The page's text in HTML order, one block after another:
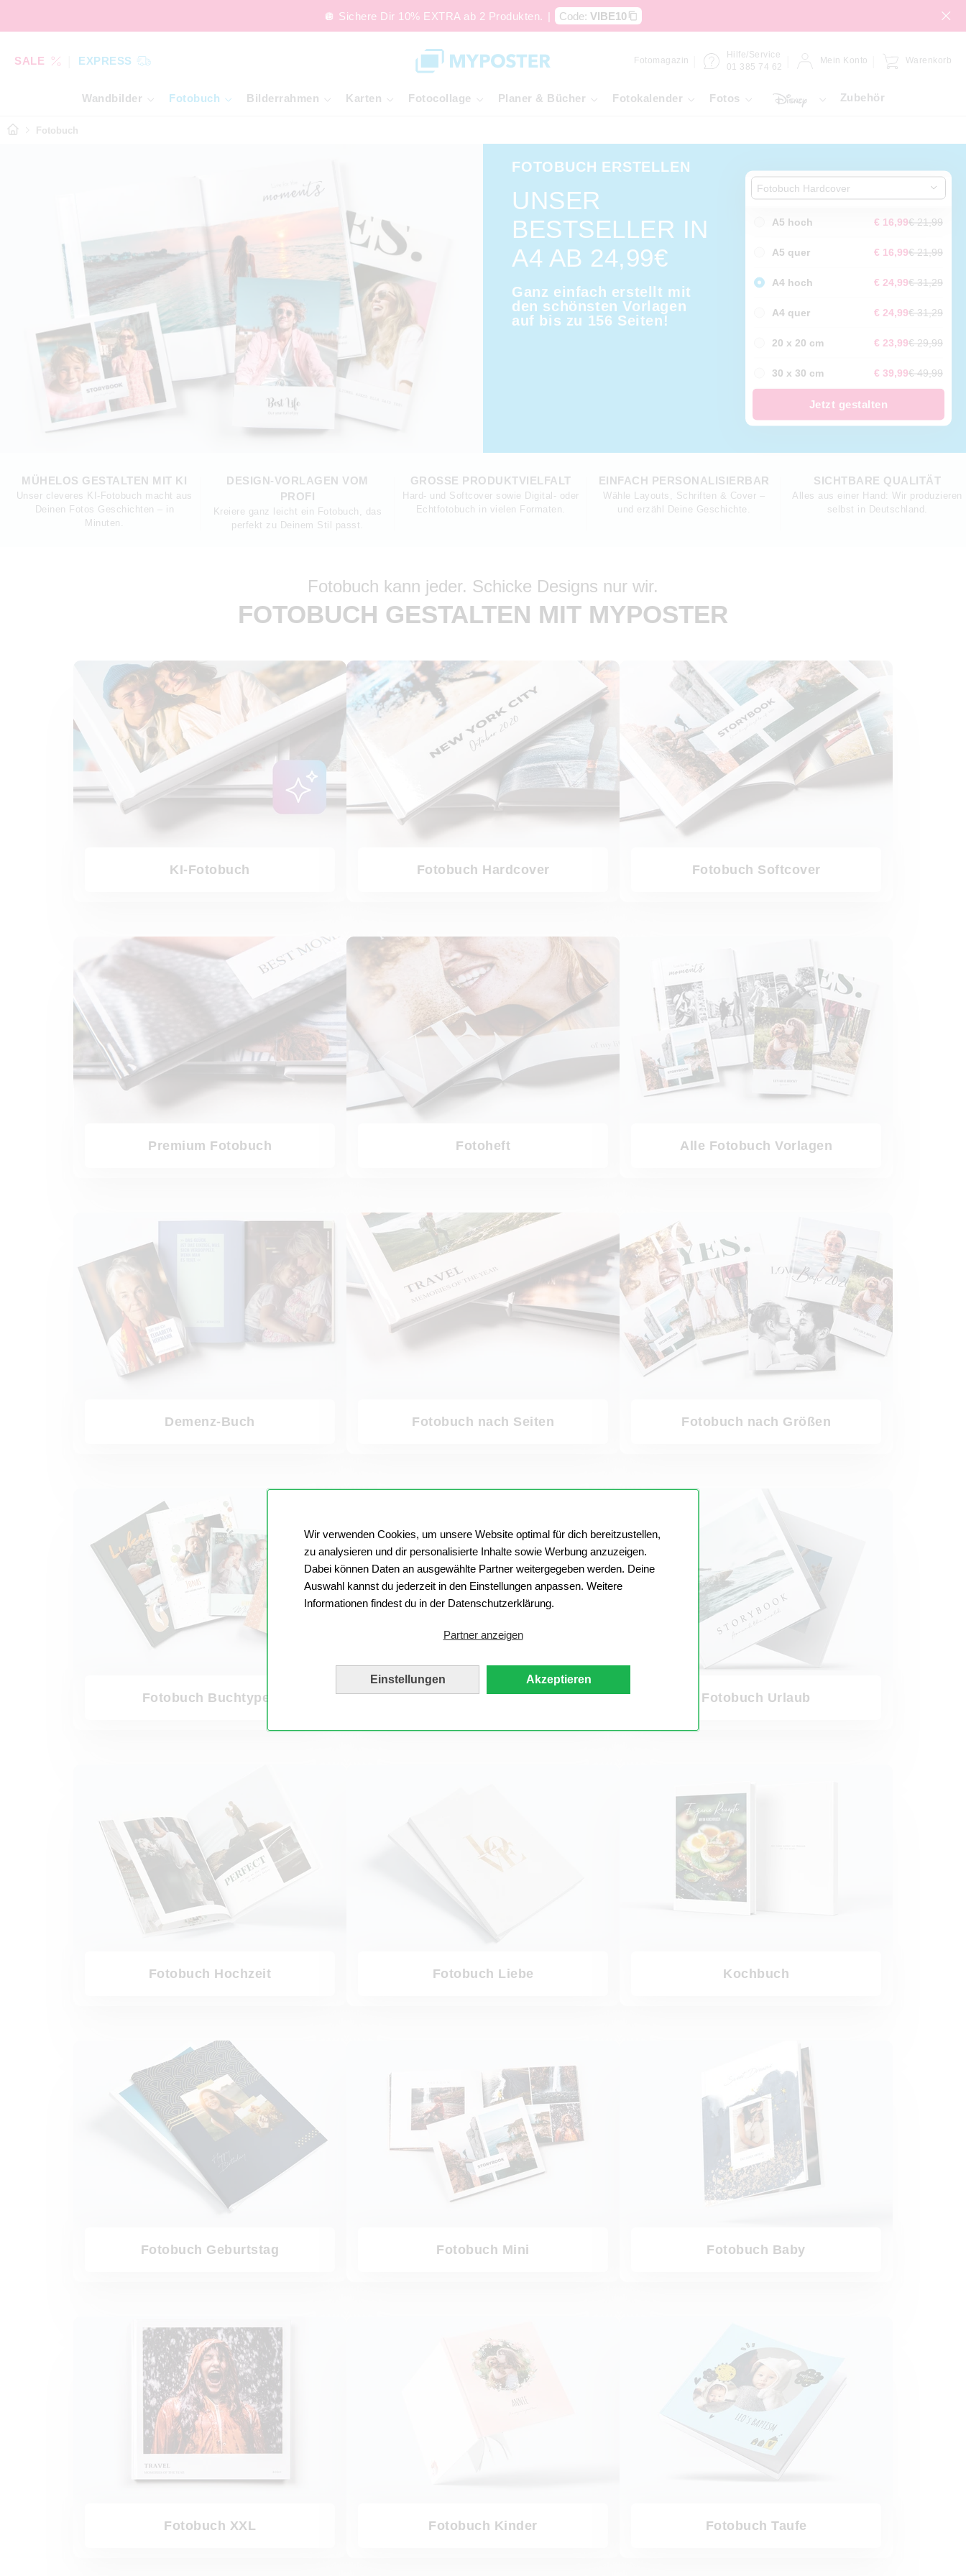
Wir verwenden Cookies, um unsere Website optimal für dich bereitzustellen,
zu analysieren und dir personalisierte Inhalte sowie Werbung anzuzeigen.
Dabei können Daten an ausgewählte Partner weitergegeben werden. Deine
Auswahl kannst du jederzeit in den Einstellungen anpassen. Weitere
Informationen findest du in der Datenschutzerklärung.
Partner anzeigen
Einstellungen Akzeptieren
🪩 Sichere Dir 10% EXTRA ab 2 Produkten. | Code: VIBE10
SALE EXPRESS Fotomagazin
Hilfe/Service
01 385 74 62
Mein Konto Warenkorb
Wandbilder Fotobuch Bilderrahmen Karten Fotocollage Planer & Bücher Fotokalender Fotos Zubehör
Fotobuch
FOTOBUCH ERSTELLEN
UNSER
BESTSELLER IN
A4 AB 24,99€
Ganz einfach erstellt mit
den schönsten Vorlagen
auf bis zu 156 Seiten!
MÜHELOS GESTALTEN MIT KI
Unser cleveres KI-Fotobuch macht aus
Deinen Fotos Geschichten – in
Minuten.
DESIGN-VORLAGEN VOM
PROFI
Kreiere ganz leicht ein Fotobuch, das
perfekt zu Deinem Stil passt.
GROSSE PRODUKTVIELFALT
Hard- und Softcover sowie Digital- oder
Echtfotobuch in vielen Formaten.
EINFACH PERSONALISIERBAR
Wähle Layouts, Schriften & Cover –
und erzähl Deine Geschichte.
SICHTBARE QUALITÄT
Alles aus einer Hand: Wir produzieren
selbst in Deutschland.
Fotobuch Hardcover
A5 hoch € 16,99€ 21,99
A5 quer € 16,99€ 21,99
A4 hoch € 24,99€ 31,29
A4 quer € 24,99€ 31,29
20 x 20 cm € 23,99€ 29,99
30 x 30 cm € 39,99€ 49,99
Jetzt gestalten
Fotobuch kann jeder. Schicke Designs nur wir.
FOTOBUCH GESTALTEN MIT MYPOSTER
KI-Fotobuch Fotobuch Hardcover
Fotobuch Hardcover
Fotobuch Softcover
Premium Fotobuch Fotoheft
Fotoheft
Alle Fotobuch Vorlagen
Demenz-Buch Fotobuch nach Seiten
Fotobuch nach Seiten
Fotobuch nach Größen
Fotobuch Buchtypen Fotobuch-Assistent
Fotobuch-Assistent
Fotobuch Urlaub
Fotobuch Urlaub
Fotobuch Hochzeit Fotobuch Liebe Kochbuch
Fotobuch Geburtstag Fotobuch Mini Fotobuch Baby
Fotobuch XXL Fotobuch Kinder Fotobuch Taufe